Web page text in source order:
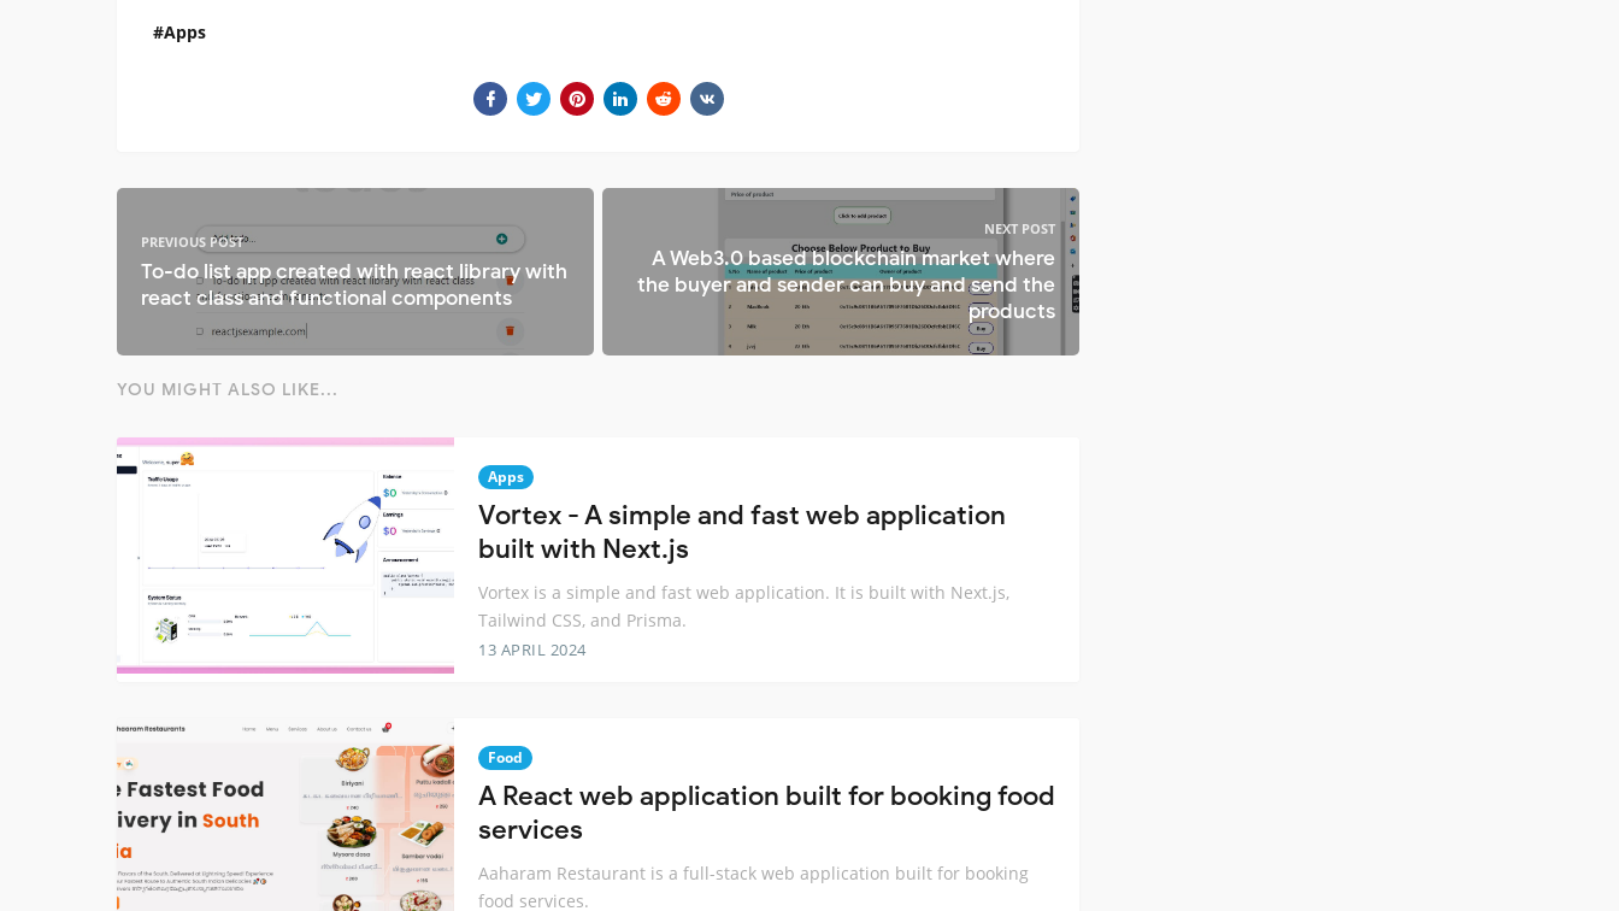
Apps
PREVIOUS POST
To-do list app created with react library with
react class and functional components
NEXT POST
A Web3.0 based blockchain market where
the buyer and sender can buy and send the
products
YOU MIGHT ALSO LIKE...
Apps
Vortex - A simple and fast web application
built with Next.js
Vortex is a simple and fast web application. It is built with Next.js,
Tailwind CSS, and Prisma.
13 APRIL 2024
Food
A React web application built for booking food
services
Aaharam Restaurant is a full-stack web application built for booking
food services.